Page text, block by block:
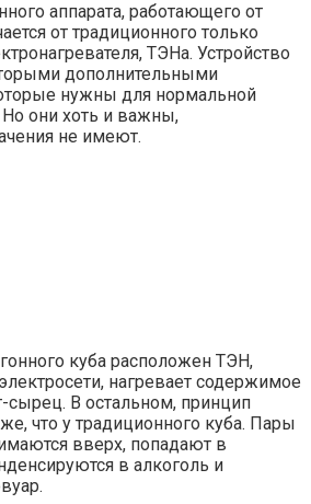
аппарата, работающего от
от традиционного только
ТЭНа. Устройство
дополнительными
нужны для нормальной
Но они хоть и важны,
не имеют.
куба расположен ТЭН,
нагревает содержимое
сырец. В остальном, принцип
что у традиционного куба. Пары
вверх, попадают в
в алкоголь и